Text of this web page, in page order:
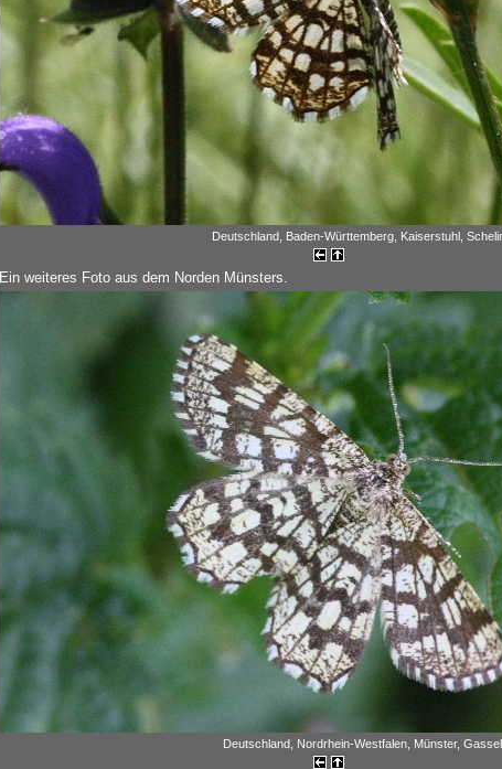
Deutschland, Baden-Württemberg, Kaiserstuhl,
Ein weiteres Foto aus dem Norden Münsters.
Deutschland, Nordrhein-Westfalen, Münster,